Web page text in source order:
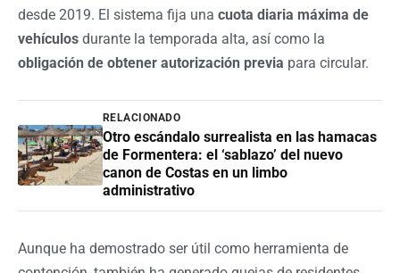
desde 2019. El sistema fija una cuota diaria máxima de
vehículos durante la temporada alta, así como la
obligación de obtener autorización previa para circular.
RELACIONADO
Otro escándalo surrealista en las hamacas
de Formentera: el ‘sablazo’ del nuevo
canon de Costas en un limbo
administrativo
Aunque ha demostrado ser útil como herramienta de